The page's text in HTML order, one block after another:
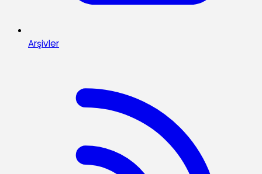
Arşivler